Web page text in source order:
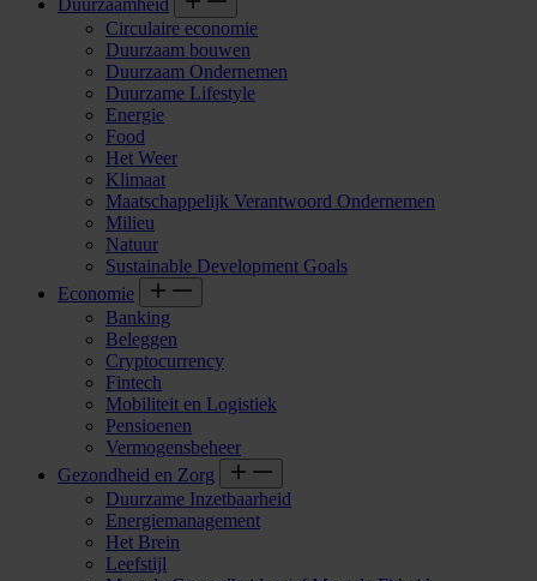
Circulaire economie
Duurzaam bouwen
Duurzaam Ondernemen
Duurzame Lifestyle
Energie
Food
Het Weer
Klimaat
Maatschappelijk Verantwoord Ondernemen
Milieu
Natuur
Sustainable Development Goals
Economie
Banking
Beleggen
Cryptocurrency
Fintech
Mobiliteit en Logistiek
Pensioenen
Vermogensbeheer
Gezondheid en Zorg
Duurzame Inzetbaarheid
Energiemanagement
Het Brein
Leefstijl